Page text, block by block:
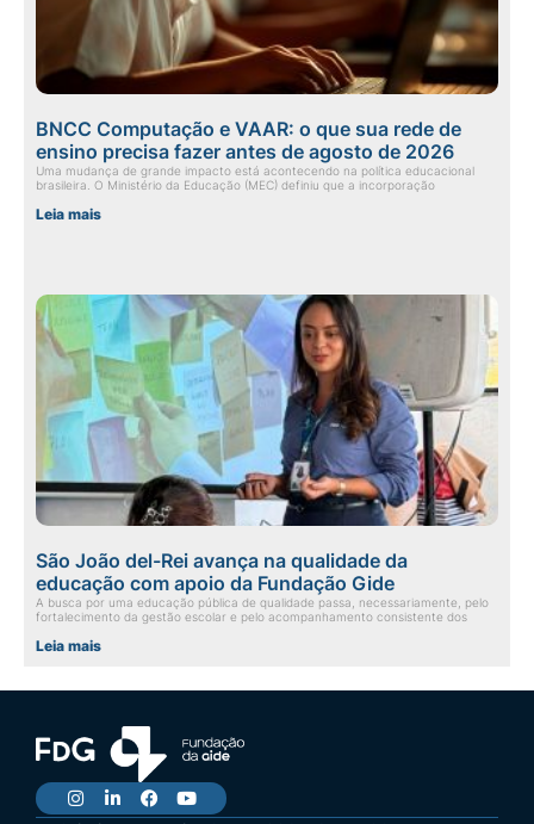
BNCC Computação e VAAR: o que sua rede de
ensino precisa fazer antes de agosto de 2026
Uma mudança de grande impacto está acontecendo na política educacional
brasileira. O Ministério da Educação (MEC) definiu que a incorporação
Leia mais
São João del-Rei avança na qualidade da
educação com apoio da Fundação Gide
A busca por uma educação pública de qualidade passa, necessariamente, pelo
fortalecimento da gestão escolar e pelo acompanhamento consistente dos
Leia mais